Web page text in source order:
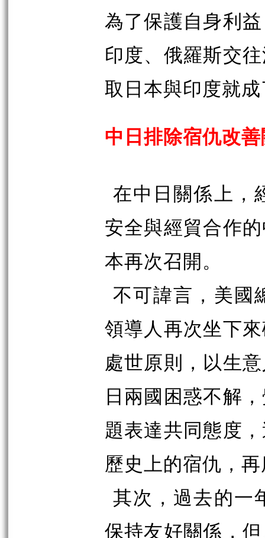
為了保護自身利
印度、俄羅斯交
取日本與印度就
中日排除宿仇改
在中日關係上，
安全與經貿合作
本再次召開。
不可諱言，美國
領導人再次坐下
處世原則，以生
日兩國困惑不解
題表達共同態度
歷史上的宿仇，
其次，過去的一
保持友好關係，